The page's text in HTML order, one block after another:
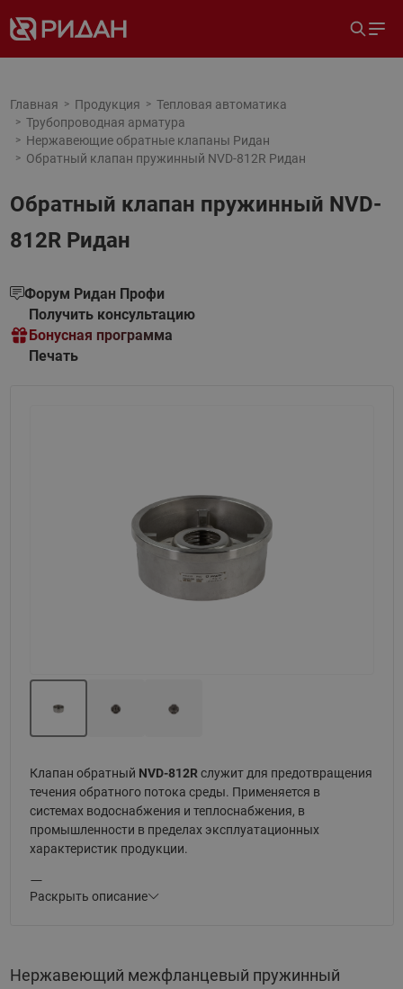
Главная Продукция
Тепловая автоматика
Трубопроводная арматура
Нержавеющие обратные клапаны Ридан
Обратный клапан пружинный NVD-812R Ридан
Обратный клапан пружинный NVD-
812R Ридан
Форум Ридан Профи
Получить консультацию
Бонусная программа
Печать
Клапан обратный NVD-812R служит для предотвращения
течения обратного потока среды. Применяется в
системах водоснабжения и теплоснабжения, в
промышленности в пределах эксплуатационных
характеристик продукции.
Преимущества и отличительные
характеристики:
Не провоцируют гидравлического удара.
Раскрыть описание
Нержавеющий межфланцевый пружинный